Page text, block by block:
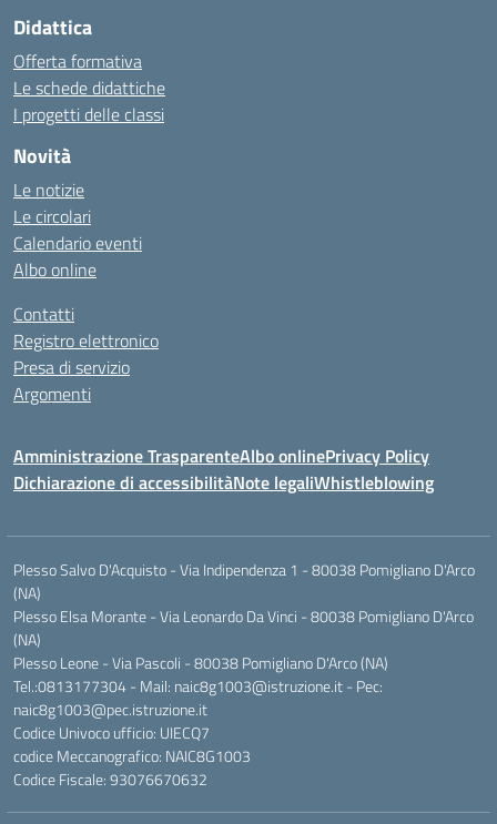
Didattica
Offerta formativa
Le schede didattiche
I progetti delle classi
Novità
Le notizie
Le circolari
Calendario eventi
Albo online
Contatti
Registro elettronico
Presa di servizio
Argomenti
Amministrazione TrasparenteAlbo onlinePrivacy Policy
Dichiarazione di accessibilitàNote legaliWhistleblowing
Plesso Salvo D'Acquisto - Via Indipendenza 1 - 80038 Pomigliano D'Arco
(NA)
Plesso Elsa Morante - Via Leonardo Da Vinci - 80038 Pomigliano D'Arco
(NA)
Plesso Leone - Via Pascoli - 80038 Pomigliano D'Arco (NA)
Tel.:0813177304 - Mail: naic8g1003@istruzione.it - Pec:
naic8g1003@pec.istruzione.it
Codice Univoco ufficio: UIECQ7
codice Meccanografico: NAIC8G1003
Codice Fiscale: 93076670632